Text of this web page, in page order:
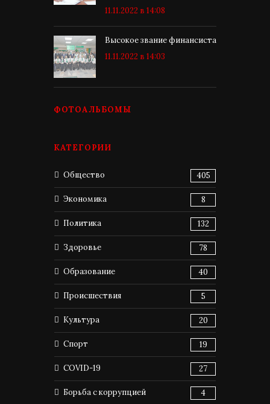
11.11.2022 в 14:08
Высокое звание финансиста
11.11.2022 в 14:03
ФОТОАЛЬБОМЫ
КАТЕГОРИИ
Общество 405
Экономика 8
Политика 132
Здоровье 78
Образование 40
Происшествия 5
Культура 20
Спорт 19
COVID-19 27
Борьба с коррупцией 4